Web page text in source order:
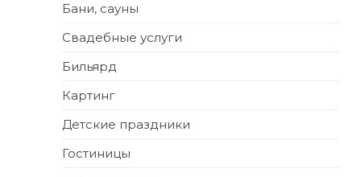
Бани, сауны
Свадебные услуги
Бильярд
Картинг
Детские праздники
Гостиницы